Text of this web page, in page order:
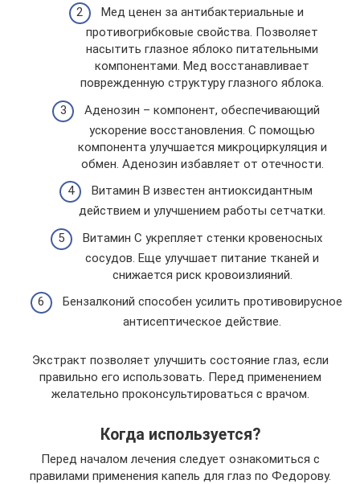
Мед ценен за антибактериальные и
противогрибковые свойства. Позволяет
насытить глазное яблоко питательными
компонентами. Мед восстанавливает
поврежденную структуру глазного яблока.
Аденозин – компонент, обеспечивающий
ускорение восстановления. С помощью
компонента улучшается микроциркуляция и
обмен. Аденозин избавляет от отечности.
Витамин В известен антиоксидантным
действием и улучшением работы сетчатки.
Витамин С укрепляет стенки кровеносных
сосудов. Еще улучшает питание тканей и
снижается риск кровоизлияний.
Бензалконий способен усилить противовирусное
антисептическое действие.
Экстракт позволяет улучшить состояние глаз, если
правильно его использовать. Перед применением
желательно проконсультироваться с врачом.
Когда используется?
Перед началом лечения следует ознакомиться с
правилами применения капель для глаз по Федорову.